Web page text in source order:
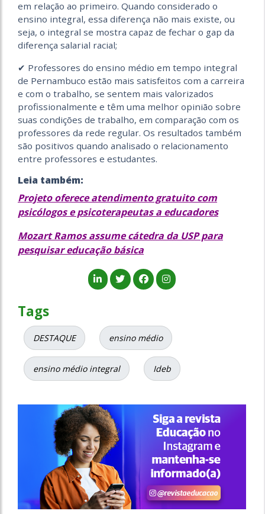
em relação ao primeiro. Quando considerado o
ensino integral, essa diferença não mais existe, ou
seja, o integral se mostra capaz de fechar o gap da
diferença salarial racial;
✔ Professores do ensino médio em tempo integral
de Pernambuco estão mais satisfeitos com a carreira
e com o trabalho, se sentem mais valorizados
profissionalmente e têm uma melhor opinião sobre
suas condições de trabalho, em comparação com os
professores da rede regular. Os resultados também
são positivos quando analisado o relacionamento
entre professores e estudantes.
Leia também:
Projeto oferece atendimento gratuito com
psicólogos e psicoterapeutas a educadores
Mozart Ramos assume cátedra da USP para
pesquisar educação básica
Tags
DESTAQUE ensino médio
ensino médio integral Ideb